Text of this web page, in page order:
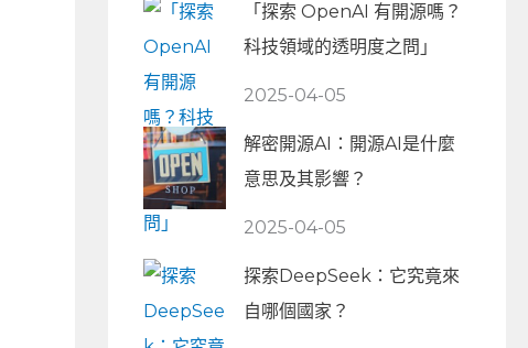
「探索 OpenAI 有開源嗎？
科技領域的透明度之問」
2025-04-05
解密開源AI：開源AI是什麼
意思及其影響？
2025-04-05
探索DeepSeek：它究竟來
自哪個國家？